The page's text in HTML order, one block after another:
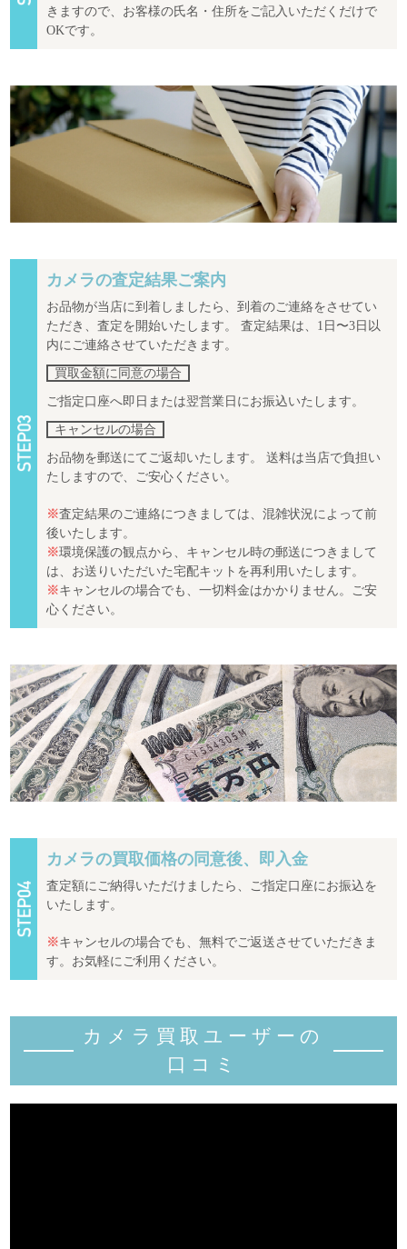
きますので、お客様の氏名・住所をご記入いただくだけで
OKです。
カメラの査定結果ご案内
お品物が当店に到着しましたら、到着のご連絡をさせてい
ただき、査定を開始いたします。 査定結果は、1日〜3日以
内にご連絡させていただきます。
買取金額に同意の場合
ご指定口座へ即日または翌営業日にお振込いたします。
キャンセルの場合
お品物を郵送にてご返却いたします。 送料は当店で負担い
たしますので、ご安心ください。
※査定結果のご連絡につきましては、混雑状況によって前
後いたします。
※環境保護の観点から、キャンセル時の郵送につきまして
は、お送りいただいた宅配キットを再利用いたします。
※キャンセルの場合でも、一切料金はかかりません。ご安
心ください。
カメラの買取価格の同意後、即入金
査定額にご納得いただけましたら、ご指定口座にお振込を
いたします。
※キャンセルの場合でも、無料でご返送させていただきま
す。お気軽にご利用ください。
カメラ買取ユーザーの
口コミ